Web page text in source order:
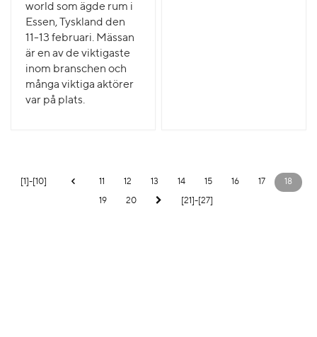
world som ägde rum i
Essen, Tyskland den
11-13 februari. Mässan
är en av de viktigaste
inom branschen och
många viktiga aktörer
var på plats.
[1]-[10] 11 12 13 14 15 16 17 18
19 20 [21]-[27]